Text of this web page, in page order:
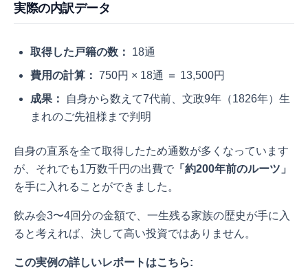
実際の内訳データ
取得した戸籍の数：
18通
費用の計算： 750円 × 18通 ＝ 13,500円
成果：
自身から数えて7代前、文政9年（1826年）生
まれのご先祖様まで判明
自身の直系を全て取得したため通数が多くなっています
が、それでも1万数千円の出費で 「約200年前のルーツ」
を手に入れることができました。
飲み会3〜4回分の金額で、一生残る家族の歴史が手に入
ると考えれば、決して高い投資ではありません。
この実例の詳しいレポートはこちら: